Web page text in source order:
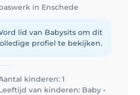
in Enschede
lid van Babysits om dit
profiel te bekijken.
kinderen: 1
van kinderen: Baby •